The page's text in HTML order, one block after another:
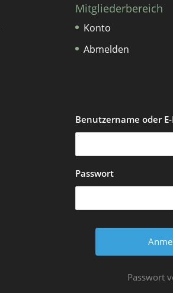
Mitgliederbereich
Konto
Abmelden
Benutzername oder
Passwort
Passwort